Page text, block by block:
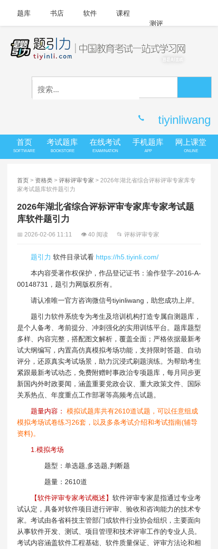
题库 书店 软件
课程
测评
APP下载
tiyinliwang
首页
SOFTWARE
考试题库
BOOKSTORE
在线考试
EXAMINATION
手机题库
APP
网上课堂
ONLINE
首页 > 资格类 > 评标评审专家 > 2026年湖北省综合评标评审专家库专
家考试题库软件题引力
2026年湖北省综合评标评审专家库专家考试题
库软件题引力
📅 2026-02-06 11:11 👁 40 阅读 📂 评标评审专家
题引力 软件目录试看 https://h5.tiyinli.com/
本内容受著作权保护，作品登记证书：渝作登字-2016-A-
00148731，题引力网版权所有。
请认准唯一官方咨询微信号tiyinliwang，助您成功上岸。
题引力软件系统专为考生及培训机构打造专属自测题库，
是个人备考、考前提分、冲刺强化的实用训练平台。题库题型
多样、内容完整，搭配图文解析，覆盖全面；严格依据最新考
试大纲编写，内置高仿真模拟考场功能，支持限时答题、自动
评分，还原真实考试场景，助力沉浸式刷题演练。为帮助考生
紧跟最新考试动态，免费附赠时事政治专项题库，每月同步更
新国内外时政要闻，涵盖重要党政会议、重大政策文件、国际
关系热点、年度重点工作部署等高频考点试题。
题量内容： 模拟试题库共有2610道试题，可以任意组成
模拟考场试卷练习26套，以及多条考试介绍和考试指南(辅导
资料)。
1.模拟考场
题型：单选题,多选题,判断题
题量：2610道
【软件评审专家考试概述】 软件评审专家是指通过专业考
试认定，具备对软件项目进行评审、验收和咨询能力的技术专
家。考试由各省科技主管部门或软件行业协会组织，主要面向
从事软件开发、测试、项目管理和技术评审工作的专业人员。
考试内容涵盖软件工程基础、软件质量保证、评审方法论和相